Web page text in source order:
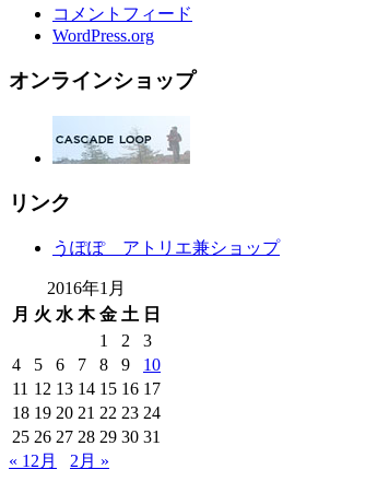
コメントフィード
WordPress.org
オンラインショップ
リンク
うぽぽ アトリエ兼ショップ
2016年1月
月 火 水 木 金 土 日
1
2
3
4
5 6 7 8 9
10
11 12 13 14 15 16 17
18 19 20 21 22 23 24
25 26 27 28 29 30 31
« 12月
2月 »